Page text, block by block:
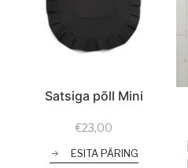
Satsiga põll Mini
€23,00
ESITA PÄRING